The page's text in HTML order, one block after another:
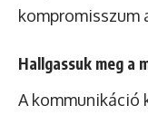
kompromisszum
Hallgassuk meg a
A kommunikáció